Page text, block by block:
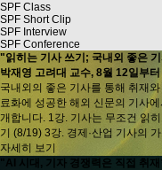
SPF Class
SPF Short Clip
SPF Interview
SPF Conference
"읽히는 기사 쓰기; 국내외 좋은
박재영 고려대 교수, 8월 12일부
국내외의 좋은 기사를 통해 취재
료화에 성공한 해외 신문의 기사
개합니다. 1강. 기사는 무조건 읽
기 (8/19) 3강. 경제·산업 기사의
자세히 보기
"AI 시대, 기자 경쟁력은 직접 취